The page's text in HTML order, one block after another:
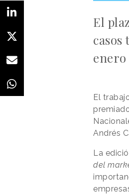
El
casos
enero
El
Andrés
La
del